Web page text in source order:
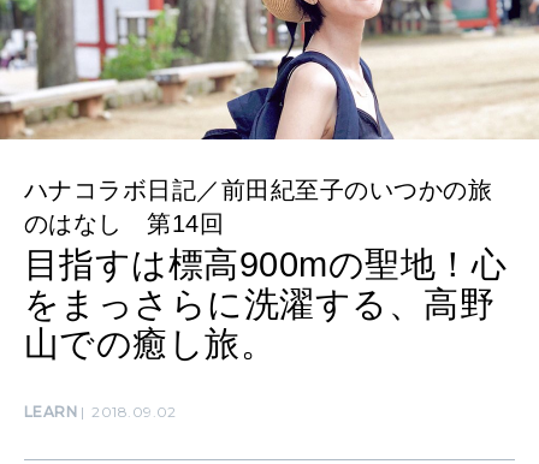
知る、考える
MAMA
ママもいろいろ
SUSTAINABLE
わたしができること
CULTURE
ハナコラボ日記／前田紀至子のいつかの旅
のはなし 第14回
目指すは標高900mの聖地！心
をまっさらに洗濯する、高野
山での癒し旅。
LEARN 2018.09.02